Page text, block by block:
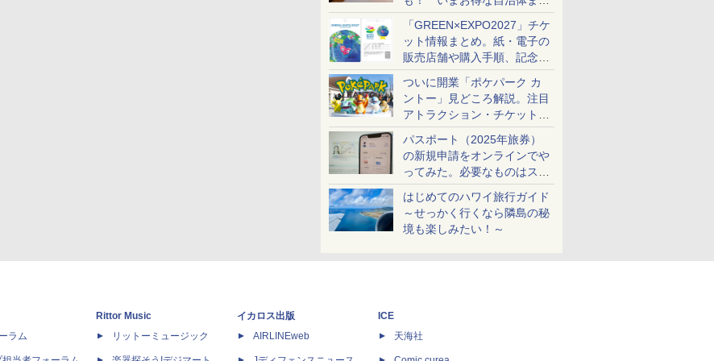
め
「GREEN×EXPO2027」チケ
ット情報まとめ。紙・電子の
販売店舗や購入手順、記念チ
ケットも解説
ついに開業「ポケパーク カ
ントー」見どころ解説。注目
アトラクション・チケット手
配・来場前に必要な準備は？
パスポート（2025年旅券）
の新規申請をオンラインでや
ってみた。必要なものはスマ
ホとマイナカードのみ
はじめてのハワイ旅行ガイド
～せっかく行くなら隣島の秘
境も楽しみたい！～
ラム
Rittor Music
リットーミュージック
イカロス出版
AIRLINEweb
ICE
天海社